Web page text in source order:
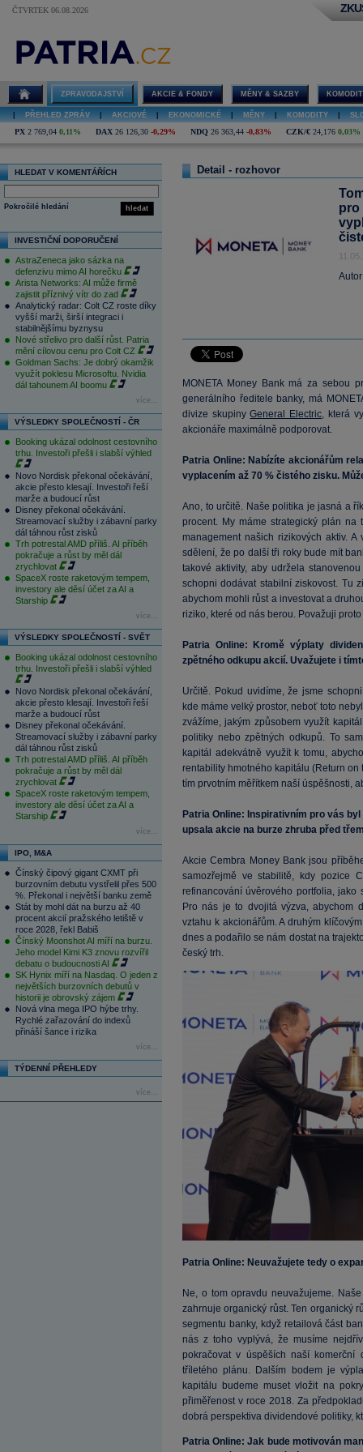
ČTVRTEK 06.08.2026
ZPRAVODAJSTVÍ AKCIE & FONDY MĚNY & SAZBY
PŘEHLED ZPRÁV AKCIOVÉ EKONOMICKÉ MĚNY KOMODITY
PX 2 769,04 0,11% DAX 26 126,30 -0,29% NDQ 26 363,44 -0,83% CZK/€ 24,176 0,03%
HLEDAT V KOMENTÁŘÍCH
hledat
Pokročilé hledání
INVESTIČNÍ DOPORUČENÍ
AstraZeneca jako sázka na
defenzivu mimo AI horečku
Arista Networks: AI může firmě
zajistit příznivý vítr do zad
Analytický radar: Colt CZ roste díky
vyšší marži, širší integraci i
stabilnějšímu byznysu
Nové střelivo pro další růst. Patria
mění cílovou cenu pro Colt CZ
Goldman Sachs: Je dobrý okamžik
využít poklesu Microsoftu. Nvidia
dál tahounem AI boomu
více...
VÝSLEDKY SPOLEČNOSTÍ - ČR
Booking ukázal odolnost cestovního
trhu. Investoři přešli i slabší výhled
Novo Nordisk překonal očekávání,
akcie přesto klesají. Investoři řeší
marže a budoucí růst
Disney překonal očekávání.
Streamovací služby i zábavní parky
dál táhnou růst zisků
Trh potrestal AMD příliš. AI příběh
pokračuje a růst by měl dál
zrychlovat
SpaceX roste raketovým tempem,
investory ale děsí účet za AI a
Starship
více...
VÝSLEDKY SPOLEČNOSTÍ - SVĚT
Booking ukázal odolnost cestovního
trhu. Investoři přešli i slabší výhled
Novo Nordisk překonal očekávání,
akcie přesto klesají. Investoři řeší
marže a budoucí růst
Disney překonal očekávání.
Streamovací služby i zábavní parky
dál táhnou růst zisků
Trh potrestal AMD příliš. AI příběh
pokračuje a růst by měl dál
zrychlovat
SpaceX roste raketovým tempem,
investory ale děsí účet za AI a
Starship
více...
IPO, M&A
Čínský čipový gigant CXMT při
burzovním debutu vystřelil přes 500
%. Překonal i největší banku země
Stát by mohl dát na burzu až 40
procent akcií pražského letiště v
roce 2028, řekl Babiš
Čínský Moonshot AI míří na burzu.
Jeho model Kimi K3 znovu rozvířil
debatu o budoucnosti AI
SK Hynix míří na Nasdaq. O jeden z
největších burzovních debutů v
historii je obrovský zájem
Nová vlna mega IPO hýbe trhy.
Rychlé zařazování do indexů
přináší šance i rizika
více...
TÝDENNÍ PŘEHLEDY
více...
Detail - rozhovor
pro
MONETA Money Bank má za sebou
generálního ředitele banky, má
divize skupinyGeneral Electric, která
akcionáře maximálně podporovat.
Patria Online: Nabízíte akcionářům
vyplacením až 70 % čistého zisku.
Ano, to určitě. Naše politika je jasná a
procent. My máme strategický plán
management našich rizikových aktiv.
sdělení, že po další tři roky bude mít
takové aktivity, aby udržela
schopni dodávat stabilní ziskovost. Tu
abychom mohli růst a investovat a
riziko, které od nás berou. Považuji
Patria Online: Kromě výplaty
zpětného odkupu akcií. Uvažujete i
Určitě. Pokud uvidíme, že jsme
kde máme velký prostor, neboť toto
zvážíme, jakým způsobem využít
politiky nebo zpětných odkupů. To
kapitál adekvátně využít k tomu,
rentability hmotného kapitálu (Return on
tím prvotním měřítkem naší úspěšnosti,
Patria Online: Inspirativním pro vás
upsala akcie na burze zhruba před
Akcie Cembra Money Bank jsou
samozřejmě ve stabilitě, kdy pozice
refinancování úvěrového portfolia,
Pro nás je to dvojitá výzva, abychom
vztahu k akcionářům. A druhým
dnes a podařilo se nám dostat na
český trh.
Patria Online: Neuvažujete tedy o
Ne, o tom opravdu neuvažujeme.
zahrnuje organický růst. Ten organický
segmentu banky, když retailová část
nás z toho vyplývá, že musíme
pokračovat v úspěších naší
tříletého plánu. Dalším bodem je
kapitálu budeme muset vložit na
přiměřenost v roce 2018. Za
dobrá perspektiva dividendové politiky,
Patria Online: Jak bude motivován